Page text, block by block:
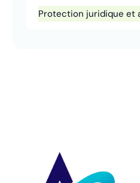
Protection juridique et